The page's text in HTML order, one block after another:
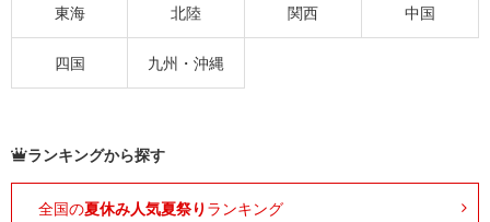
東海 北陸 関西 中国
四国 九州・沖縄
ランキングから探す
全国の夏休み人気夏祭り ランキング